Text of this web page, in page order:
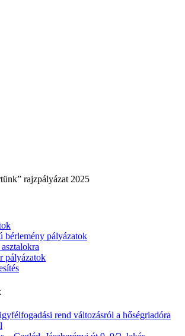
rajzpályázat 2025
bérlemény pályázatok
pályázatok
rend változásról a hőségriadóra